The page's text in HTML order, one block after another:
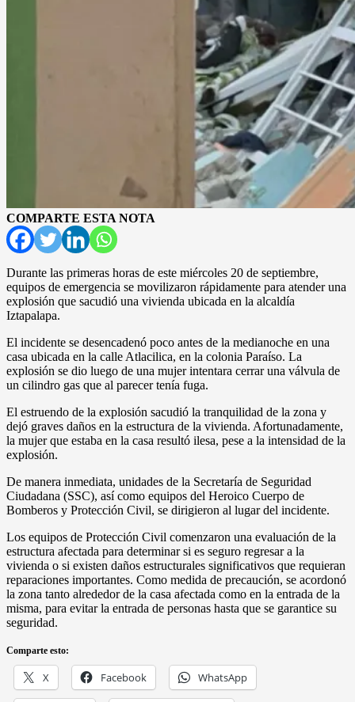
COMPARTE ESTA NOTA
Durante las primeras horas de este miércoles 20 de septiembre,
equipos de emergencia se movilizaron rápidamente para atender una
explosión que sacudió una vivienda ubicada en la alcaldía
Iztapalapa.
El incidente se desencadenó poco antes de la medianoche en una
casa ubicada en la calle Atlacilica, en la colonia Paraíso. La
explosión se dio luego de una mujer intentara cerrar una válvula de
un cilindro gas que al parecer tenía fuga.
El estruendo de la explosión sacudió la tranquilidad de la zona y
dejó graves daños en la estructura de la vivienda. Afortunadamente,
la mujer que estaba en la casa resultó ilesa, pese a la intensidad de la
explosión.
De manera inmediata, unidades de la Secretaría de Seguridad
Ciudadana (SSC), así como equipos del Heroico Cuerpo de
Bomberos y Protección Civil, se dirigieron al lugar del incidente.
Los equipos de Protección Civil comenzaron una evaluación de la
estructura afectada para determinar si es seguro regresar a la
vivienda o si existen daños estructurales significativos que requieran
reparaciones importantes. Como medida de precaución, se acordonó
la zona tanto alrededor de la casa afectada como en la entrada de la
misma, para evitar la entrada de personas hasta que se garantice su
seguridad.
Comparte esto:
X Facebook WhatsApp